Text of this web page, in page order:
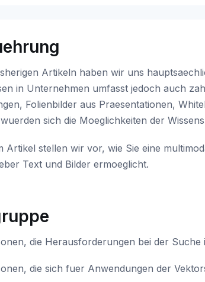
Artikeln haben wir uns
in Unternehmen umfasst jedoch auch
Folienbilder aus Praesentationen,
sich die Moeglichkeiten der
Artikel stellen wir vor, wie Sie eine
Text und Bilder ermoeglicht.
die Herausforderungen bei der
die sich fuer Anwendungen der